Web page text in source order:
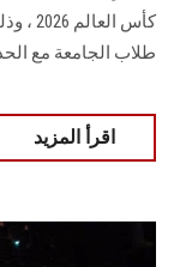
كأس
طلاب الجامعة مع
اقرأ المزيد